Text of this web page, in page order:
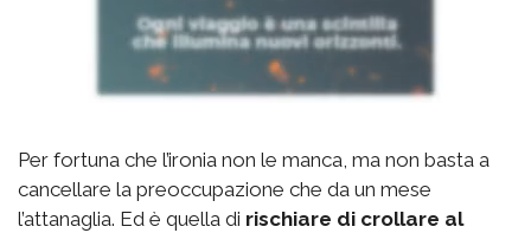
Per fortuna che l’ironia non le manca, ma non basta a
cancellare la preoccupazione che da un mese
l’attanaglia. Ed è quella di rischiare di crollare al